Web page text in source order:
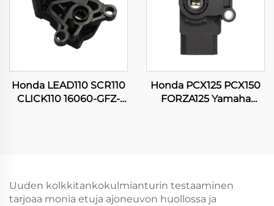
Honda LEAD110 SCR110
CLICK110 16060-GFZ-
Honda PCX125 PCX150
FORZA125 Yamaha
Uuden kolkkitankokulmianturin testaaminen
tarjoaa monia etuja ajoneuvon huollossa ja